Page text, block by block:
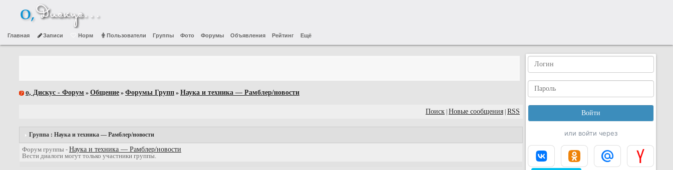
Главная Записи Норм Пользователи Группы Фото Форумы Объявления Рейтинг Ещё
о, Дискус - Форум » Общение » Форумы Групп » Наука и техника — Рамблер/новости
Поиск Новые сообщения RSS
Группа : Наука и техника — Рамблер/новости
Форум группы - Наука и техника — Рамблер/новости
Вести диалоги могут только участники группы.
или войти через